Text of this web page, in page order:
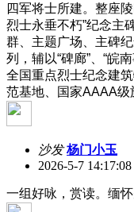
四军将士所建。整座
烈士永垂不朽”纪念主
群、主题广场、主碑
列，辅以“碑廊”、“皖
全国重点烈士纪念建
范基地、国家AAAA级
沙发 杨门小玉
2026-5-7 14:17:08
一组好咏，赏读。缅怀